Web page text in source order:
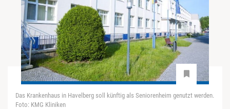
Das Krankenhaus in Havelberg soll künftig als Seniorenheim genutzt werden.
Foto: KMG Kliniken